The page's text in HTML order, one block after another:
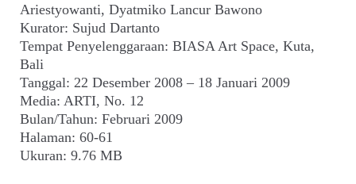
Ariestyowanti, Dyatmiko Lancur Bawono
Kurator: Sujud Dartanto
Tempat Penyelenggaraan: BIASA Art Space, Kuta,
Bali
Tanggal: 22 Desember 2008 – 18 Januari 2009
Media: ARTI, No. 12
Bulan/Tahun: Februari 2009
Halaman: 60-61
Ukuran: 9.76 MB